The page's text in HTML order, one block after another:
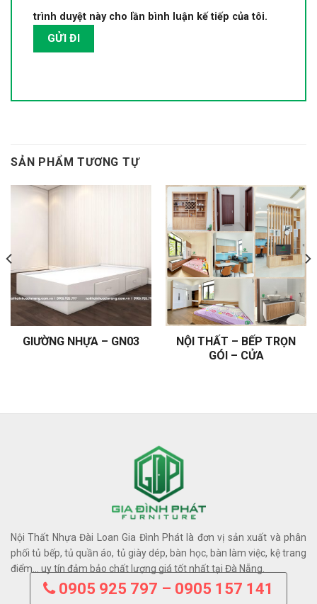
trình duyệt này cho lần bình luận kế tiếp của tôi.
SẢN PHẨM TƯƠNG TỰ
GIƯỜNG NHỰA – GN03
NỘI THẤT – BẾP TRỌN
GÓI – CỬA
Nội Thất Nhựa Đài Loan Gia Đình Phát là đơn vị sản xuất và phân
phối tủ bếp, tủ quần áo, tủ giày dép, bàn học, bàn làm việc, kệ trang
điểm… uy tín đảm bảo chất lượng giá tốt nhất tại Đà Nẵng.
0905 925 797 – 0905 157 141